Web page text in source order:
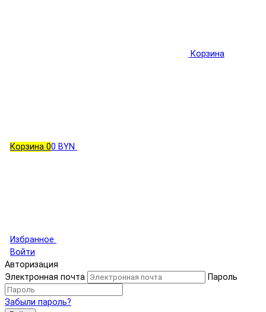
Корзина
Корзина 00 BYN
Избранное
Войти
Авторизация
Электронная почта
Пароль
Забыли пароль?